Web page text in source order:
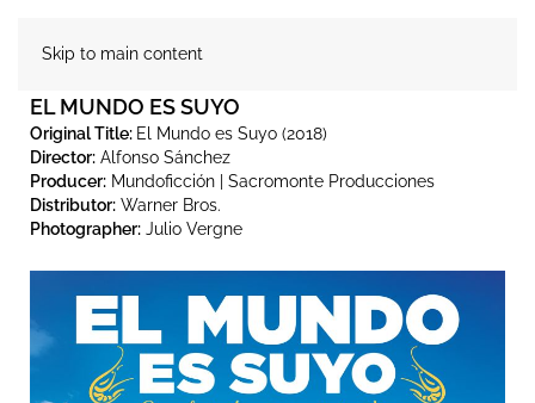
Skip to main content
EL MUNDO ES SUYO
Original Title: El Mundo es Suyo (2018)
Director: Alfonso Sánchez
Producer: Mundoficción | Sacromonte Producciones
Distributor: Warner Bros.
Photographer: Julio Vergne